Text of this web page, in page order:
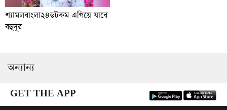
শ্যামলবাংলা২৪ডটকম এগিয়ে যাবে
বহুদূর
অন্যান্য
GET THE APP